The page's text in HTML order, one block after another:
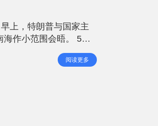
上，特朗普与国家主
作小范围会晤。 5月
绍中美元首会晤情况和
持续进行坦诚、深
阅读更多